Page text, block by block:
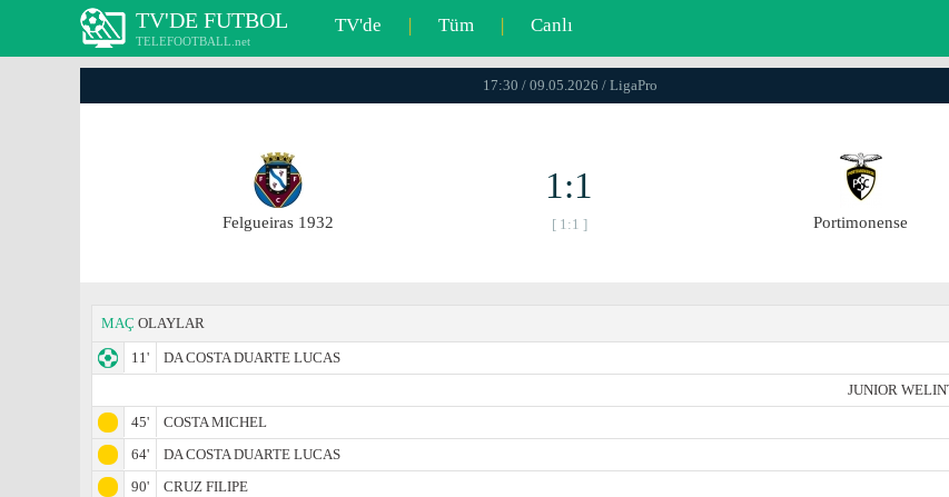
TV'DE FUTBOL
TELEFOOTBALL.net
TV'de | Tüm | Canlı
17:30 / 09.05.2026 / LigaPro
Felgueiras 1932
1:1
[ 1:1 ] Portimonense
MAÇ OLAYLAR
11'
DA COSTA DUARTE LUCAS
JUNIOR
45'
COSTA MICHEL
64'
DA COSTA DUARTE LUCAS
90'
CRUZ FILIPE